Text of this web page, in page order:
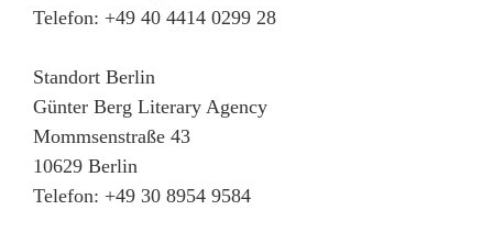
Telefon: +49 40 4414 0299 28
Standort Berlin
Günter Berg Literary Agency
Mommsenstraße 43
10629 Berlin
Telefon: +49 30 8954 9584